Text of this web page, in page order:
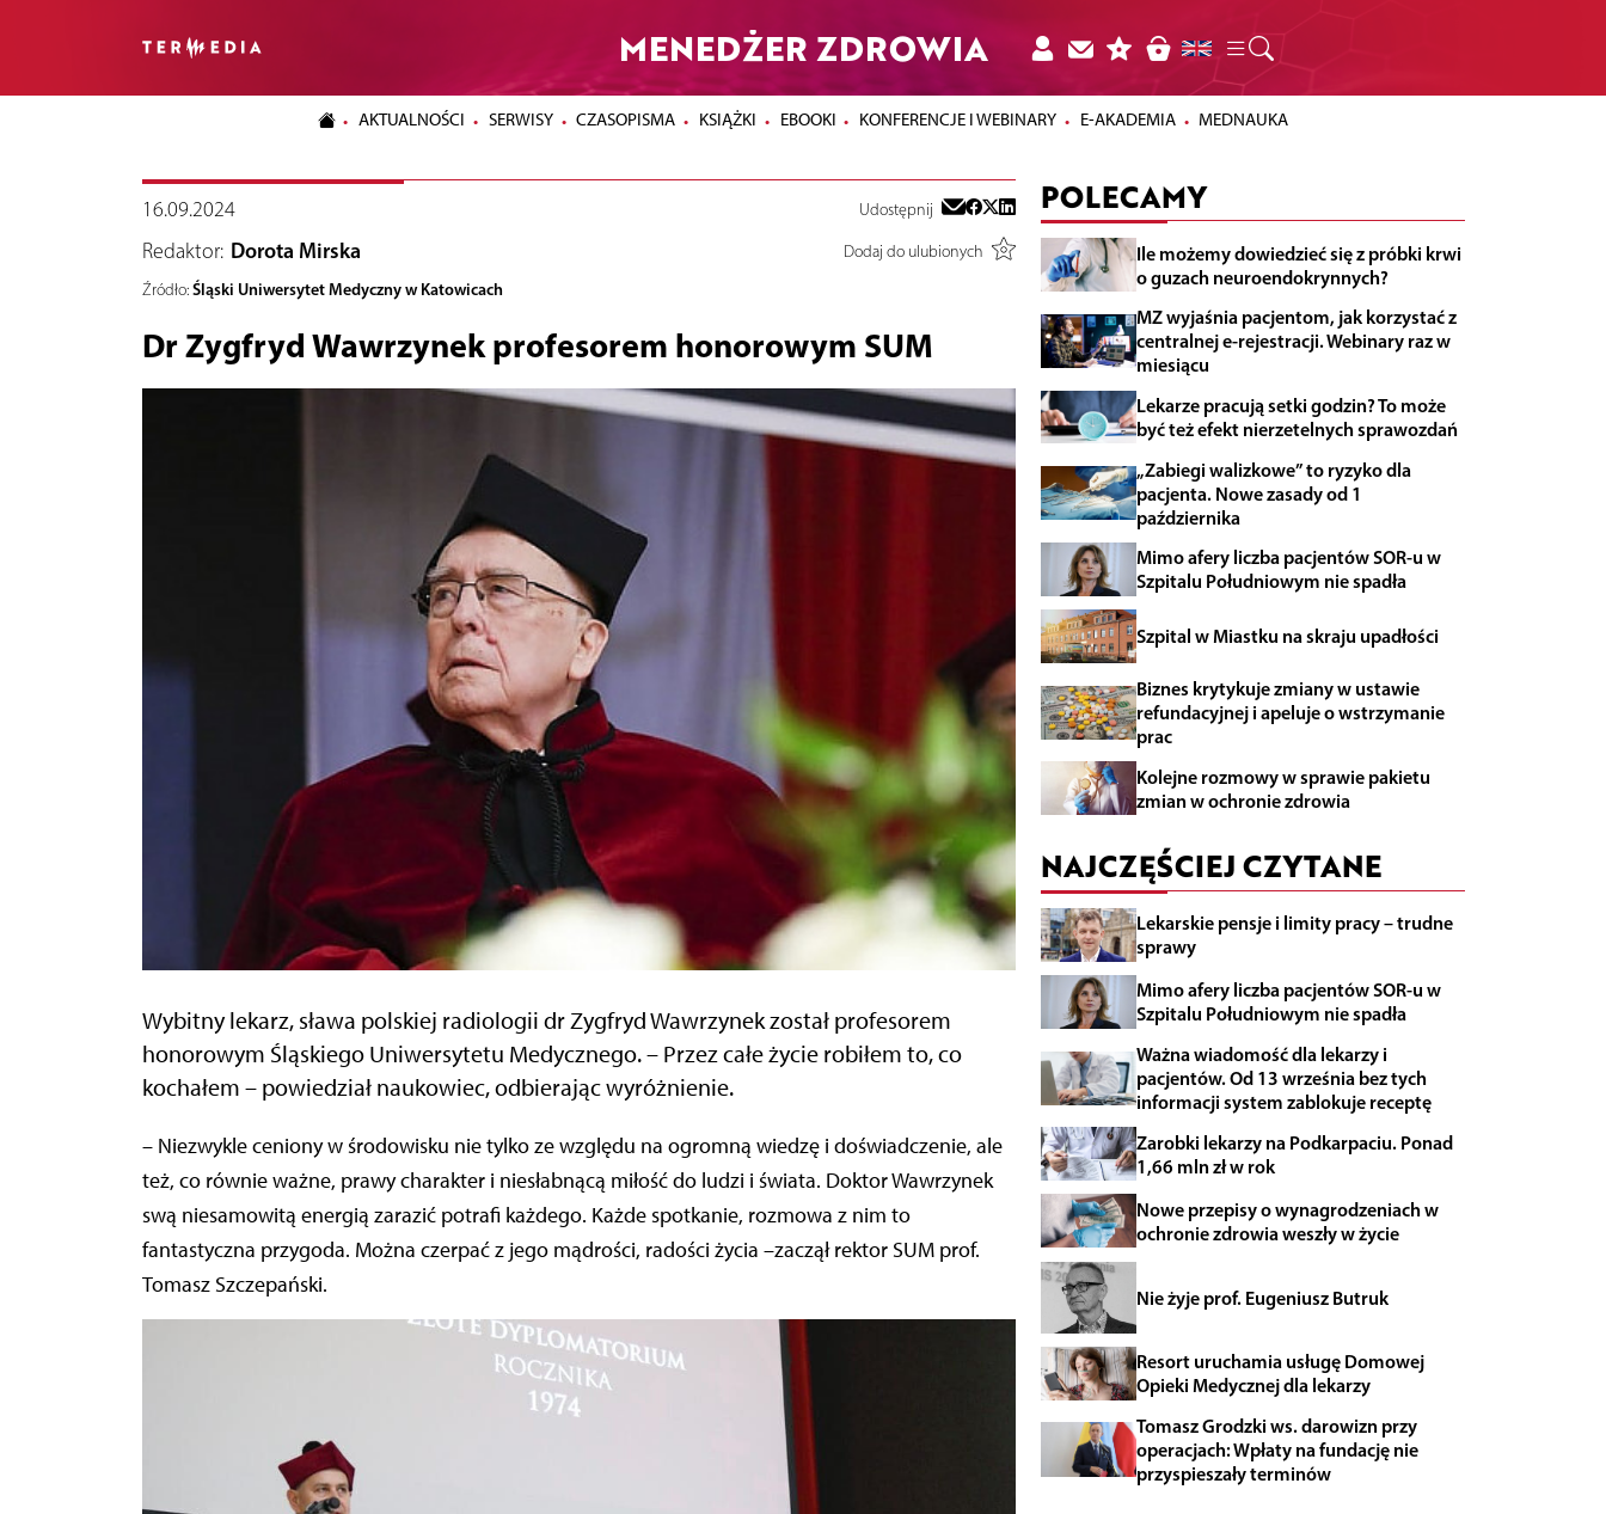
MENEDŻER ZDROWIA
AKTUALNOŚCI SERWISY CZASOPISMA KSIĄŻKI EBOOKI KONFERENCJE I WEBINARY E-AKADEMIA MEDNAUKA
16.09.2024 Udostępnij
Redaktor: Dorota Mirska
Dodaj do ulubionych
Źródło: Śląski Uniwersytet Medyczny w Katowicach
Dr Zygfryd Wawrzynek profesorem honorowym SUM
Wybitny lekarz, sława polskiej radiologii dr Zygfryd Wawrzynek został profesorem
honorowym Śląskiego Uniwersytetu Medycznego. – Przez całe życie robiłem to, co
kochałem – powiedział naukowiec, odbierając wyróżnienie.
– Niezwykle ceniony w środowisku nie tylko ze względu na ogromną wiedzę i doświadczenie, ale
też, co równie ważne, prawy charakter i niesłabnącą miłość do ludzi i świata. Doktor Wawrzynek
swą niesamowitą energią zarazić potrafi każdego. Każde spotkanie, rozmowa z nim to
fantastyczna przygoda. Można czerpać z jego mądrości, radości życia –zaczął rektor SUM prof.
Tomasz Szczepański.
POLECAMY
Ile możemy dowiedzieć się z próbki krwi
o guzach neuroendokrynnych?
MZ wyjaśnia pacjentom, jak korzystać z
centralnej e-rejestracji. Webinary raz w
miesiącu
Lekarze pracują setki godzin? To może
być też efekt nierzetelnych sprawozdań
„Zabiegi walizkowe” to ryzyko dla
pacjenta. Nowe zasady od 1
października
Mimo afery liczba pacjentów SOR-u w
Szpitalu Południowym nie spadła
Szpital w Miastku na skraju upadłości
Biznes krytykuje zmiany w ustawie
refundacyjnej i apeluje o wstrzymanie
prac
Kolejne rozmowy w sprawie pakietu
zmian w ochronie zdrowia
NAJCZĘŚCIEJ CZYTANE
Lekarskie pensje i limity pracy – trudne
sprawy
Mimo afery liczba pacjentów SOR-u w
Szpitalu Południowym nie spadła
Ważna wiadomość dla lekarzy i
pacjentów. Od 13 września bez tych
informacji system zablokuje receptę
Zarobki lekarzy na Podkarpaciu. Ponad
1,66 mln zł w rok
Nowe przepisy o wynagrodzeniach w
ochronie zdrowia weszły w życie
Nie żyje prof. Eugeniusz Butruk
Resort uruchamia usługę Domowej
Opieki Medycznej dla lekarzy
Tomasz Grodzki ws. darowizn przy
operacjach: Wpłaty na fundację nie
przyspieszały terminów